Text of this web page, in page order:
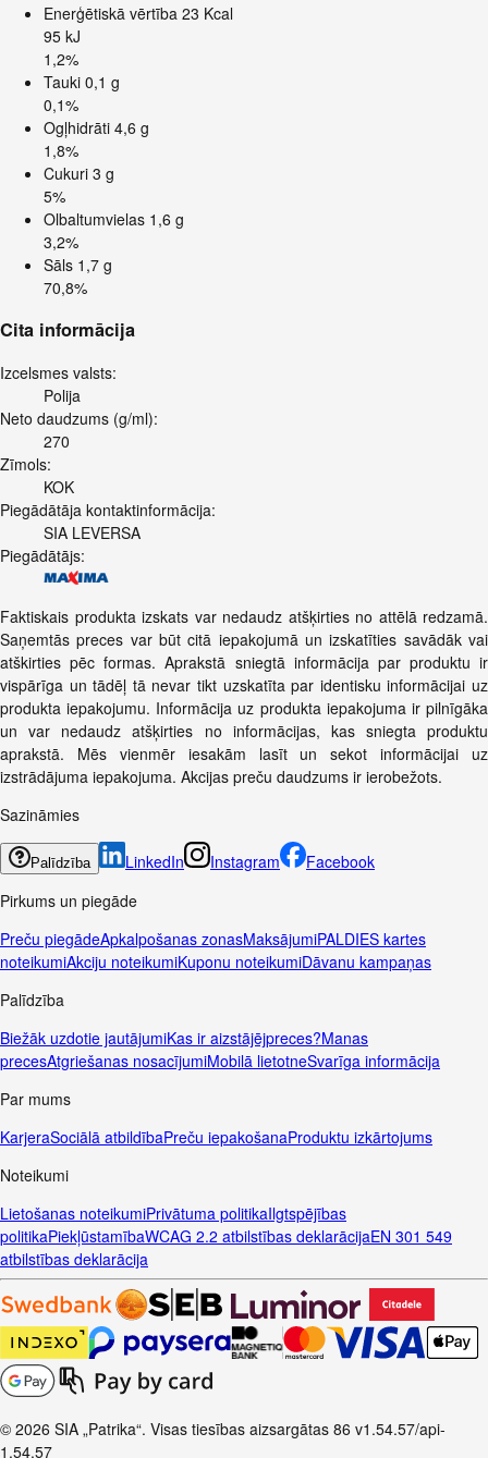
Enerģētiskā vērtība 23 Kcal
95 kJ
1,2%
Tauki 0,1 g
0,1%
Ogļhidrāti 4,6 g
1,8%
Cukuri 3 g
5%
Olbaltumvielas 1,6 g
3,2%
Sāls 1,7 g
70,8%
Cita informācija
Izcelsmes valsts:
Polija
Neto daudzums (g/ml):
270
Zīmols:
KOK
Piegādātāja kontaktinformācija:
SIA LEVERSA
Piegādātājs:
Faktiskais produkta izskats var nedaudz atšķirties no attēlā redzamā.
Saņemtās preces var būt citā iepakojumā un izskatīties savādāk vai
atškirties pēc formas. Aprakstā sniegtā informācija par produktu ir
vispārīga un tādēļ tā nevar tikt uzskatīta par identisku informācijai uz
produkta iepakojumu. Informācija uz produkta iepakojuma ir pilnīgāka
un var nedaudz atšķirties no informācijas, kas sniegta produktu
aprakstā. Mēs vienmēr iesakām lasīt un sekot informācijai uz
izstrādājuma iepakojuma. Akcijas preču daudzums ir ierobežots.
Sazināmies
Palīdzība LinkedIn Instagram
Facebook
Pirkums un piegāde
Preču piegādeApkalpošanas zonasMaksājumiPALDIES kartes
noteikumiAkciju noteikumiKuponu noteikumiDāvanu kampaņas
Palīdzība
Biežāk uzdotie jautājumiKas ir aizstājējpreces?Manas
precesAtgriešanas nosacījumiMobilā lietotneSvarīga informācija
Par mums
KarjeraSociālā atbildībaPreču iepakošanaProduktu izkārtojums
Noteikumi
Lietošanas noteikumiPrivātuma politikaIlgtspējības
politikaPiekļūstamībaWCAG 2.2 atbilstības deklarācijaEN 301 549
atbilstības deklarācija
© 2026 SIA „Patrika“. Visas tiesības aizsargātas 86 v1.54.57/api-
1.54.57